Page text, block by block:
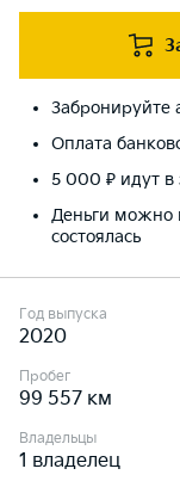
Забронируйте
Оплата
5 000 ₽ идут в
Деньги можно
состоялась
Год выпуска
2020
Пробег
99 557 км
Владельцы
1 владелец